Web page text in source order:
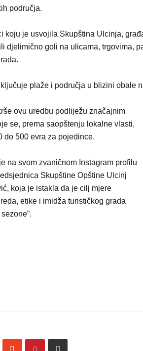
područja.
koju je usvojila Skupština Ulcinja,
djelimično goli na ulicama, trgovima,
plaže i područja u blizini obale
ovu uredbu podliježu značajnim
se, prema saopštenju lokalne vlasti,
do 500 evra za pojedince.
na svom zvaničnom Instagram profilu
Skupštine Opštine Ulcinj
koja je istakla da je cilj mjere
etike i imidža turističkog grada